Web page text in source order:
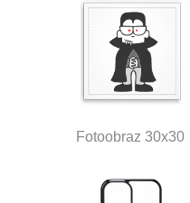
Fotoobraz 30x30